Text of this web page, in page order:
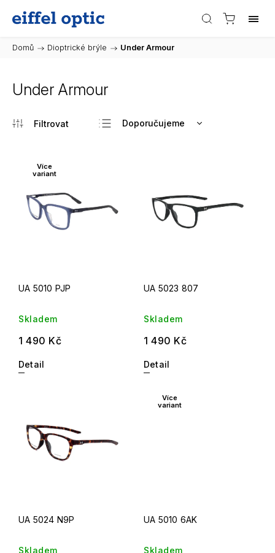
Domů / Dioptrické brýle / Under Armour
Under Armour
Doporučujeme
Abecedně
Více
variant
UA 5010 PJP
Skladem
1 490 Kč
Detail
UA 5023 807
Skladem
1 490 Kč
Detail
UA 5024 N9P
Skladem
Více
variant
UA 5010 6AK
Skladem